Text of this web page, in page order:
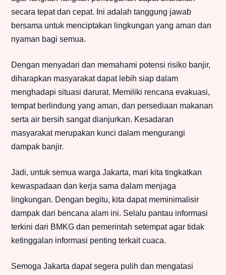
secara tepat dan cepat. Ini adalah tanggung jawab
bersama untuk menciptakan lingkungan yang aman dan
nyaman bagi semua.
Dengan menyadari dan memahami potensi risiko banjir,
diharapkan masyarakat dapat lebih siap dalam
menghadapi situasi darurat. Memiliki rencana evakuasi,
tempat berlindung yang aman, dan persediaan makanan
serta air bersih sangat dianjurkan. Kesadaran
masyarakat merupakan kunci dalam mengurangi
dampak banjir.
Jadi, untuk semua warga Jakarta, mari kita tingkatkan
kewaspadaan dan kerja sama dalam menjaga
lingkungan. Dengan begitu, kita dapat meminimalisir
dampak dari bencana alam ini. Selalu pantau informasi
terkini dari BMKG dan pemerintah setempat agar tidak
ketinggalan informasi penting terkait cuaca.
Semoga Jakarta dapat segera pulih dan mengatasi